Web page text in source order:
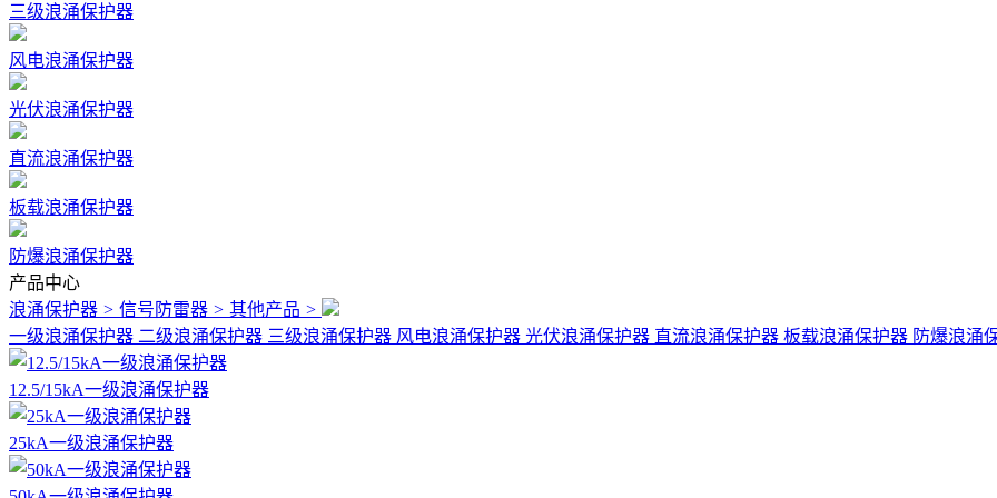
三级浪涌保护器
风电浪涌保护器
光伏浪涌保护器
直流浪涌保护器
板载浪涌保护器
防爆浪涌保护器
产品中心
浪涌保护器 > 信号防雷器 > 其他产品 >
一级浪涌保护器 二级浪涌保护器 三级浪涌保护器 风电浪涌保护器 光伏浪涌保护器 直流浪涌保护器 板载浪涌保护器 防爆浪涌
12.5/15kA一级浪涌保护器
25kA一级浪涌保护器